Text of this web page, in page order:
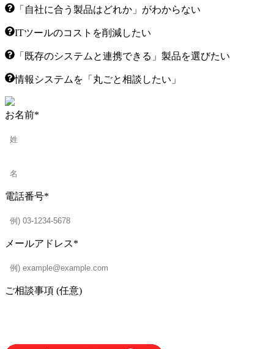
「自社に合う製品はどれか」がわからない
ITツールのコストを削減したい
「既存のシステムと連携できる」製品を選びたい
情報システムを「丸ごと相談したい」
お名前*
電話番号*
メールアドレス*
ご相談事項 (任意)